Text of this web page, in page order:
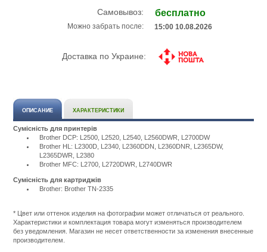
Самовывоз: бесплатно
Можно забрать после: 15:00 10.08.2026
Доставка по Украине:
ОПИСАНИЕ ХАРАКТЕРИСТИКИ
Сумісність для принтерів
Brother DCP: L2500, L2520, L2540, L2560DWR, L2700DW
Brother HL: L2300D, L2340, L2360DDN, L2360DNR, L2365DW,
L2365DWR, L2380
Brother MFC: L2700, L2720DWR, L2740DWR
Сумісність для картриджів
Brother: Brother TN-2335
rashodnye-
materialy/5259-
kartridzh-
* Цвет или оттенок изделия на фотографии может отличаться от реального.
Характеристики и комплектация товара могут изменяться производителем
без уведомления. Магазин не несет ответственности за изменения внесенные
производителем.